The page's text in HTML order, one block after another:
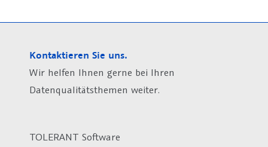
Kontaktieren Sie uns.
Wir helfen Ihnen gerne bei Ihren
Datenqualitätsthemen weiter.
TOLERANT Software